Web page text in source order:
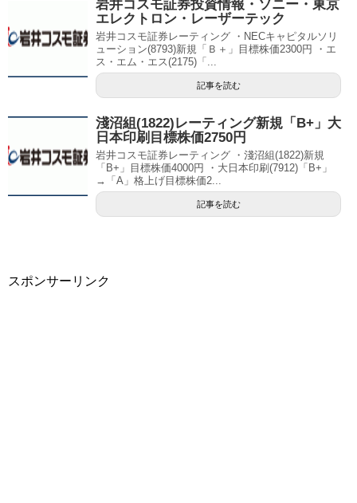
岩井コスモ証券投資情報・ソニー・東京
エレクトロン・レーザーテック
岩井コスモ証券レーティング ・NECキャピタルソリ
ューション(8793)新規「Ｂ＋」目標株価2300円 ・エ
ス・エム・エス(2175)「...
記事を読む
淺沼組(1822)レーティング新規「B+」大
日本印刷目標株価2750円
岩井コスモ証券レーティング ・淺沼組(1822)新規
「B+」目標株価4000円 ・大日本印刷(7912)「B+」
→「A」格上げ目標株価2...
記事を読む
スポンサーリンク